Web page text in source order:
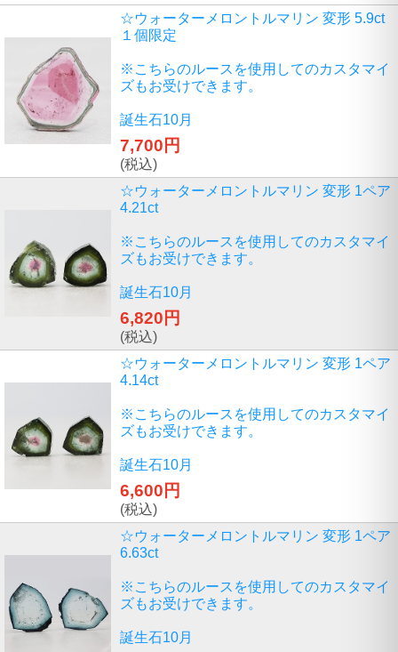
☆ウォーターメロントルマリン 変形 5.9ct
１個限定
※こちらのルースを使用してのカスタマイ
ズもお受けできます。
誕生石10月
7,700円
(税込)
☆ウォーターメロントルマリン 変形 1ペア
4.21ct
※こちらのルースを使用してのカスタマイ
ズもお受けできます。
誕生石10月
6,820円
(税込)
☆ウォーターメロントルマリン 変形 1ペア
4.14ct
※こちらのルースを使用してのカスタマイ
ズもお受けできます。
誕生石10月
6,600円
(税込)
☆ウォーターメロントルマリン 変形 1ペア
6.63ct
※こちらのルースを使用してのカスタマイ
ズもお受けできます。
誕生石10月